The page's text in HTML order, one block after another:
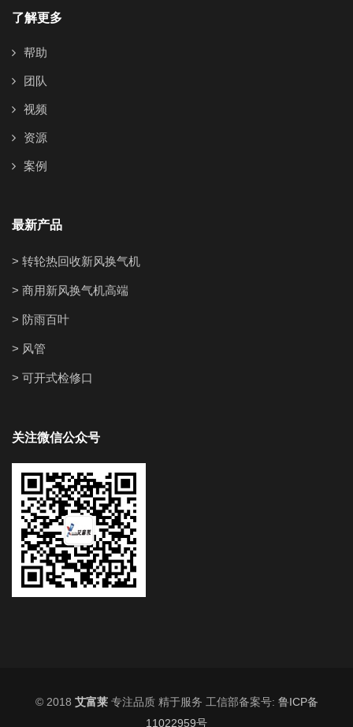
了解更多
帮助
团队
视频
资源
案例
最新产品
> 转轮热回收新风换气机
> 商用新风换气机高端
> 防雨百叶
> 风管
> 可开式检修口
关注微信公众号
© 2018 艾富莱专注品质 精于服务 工信部备案号: 鲁ICP备
11022959号